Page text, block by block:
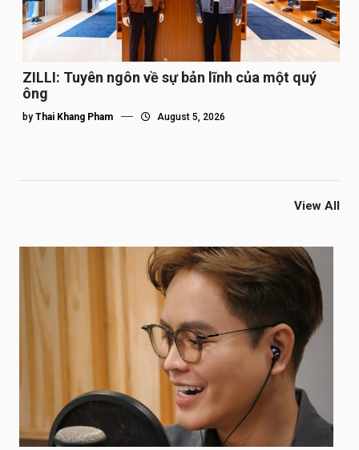
ZILLI: Tuyên ngôn về sự bản lĩnh của một quý
ông
by Thai Khang Pham August 5, 2026
View All